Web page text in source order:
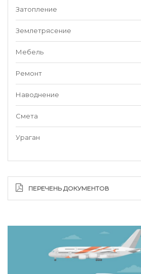
Затопление
Землетрясение
Мебель
Ремонт
Наводнение
Смета
Ураган
ПЕРЕЧЕНЬ ДОКУМЕНТОВ